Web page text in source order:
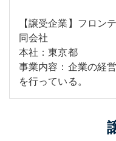
【譲受企業】フロン
同会社
本社：東京都
事業内容：企業の経
を行っている。